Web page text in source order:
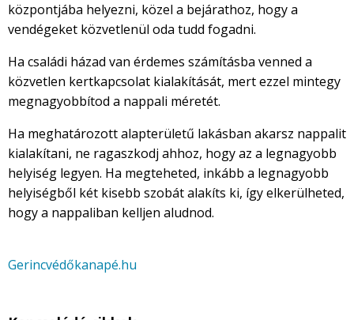
központjába helyezni, közel a bejárathoz, hogy a
vendégeket közvetlenül oda tudd fogadni.
Ha családi házad van érdemes számításba venned a
közvetlen kertkapcsolat kialakítását, mert ezzel mintegy
megnagyobbítod a nappali méretét.
Ha meghatározott alapterületű lakásban akarsz nappalit
kialakítani, ne ragaszkodj ahhoz, hogy az a legnagyobb
helyiség legyen. Ha megteheted, inkább a legnagyobb
helyiségből két kisebb szobát alakíts ki, így elkerülheted,
hogy a nappaliban kelljen aludnod.
Gerincvédőkanapé.hu